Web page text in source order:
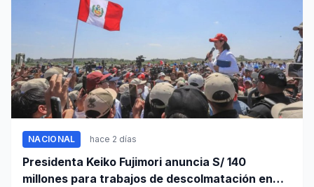
NACIONAL hace 2 días
Presidenta Keiko Fujimori anuncia S/ 140
millones para trabajos de descolmatación en